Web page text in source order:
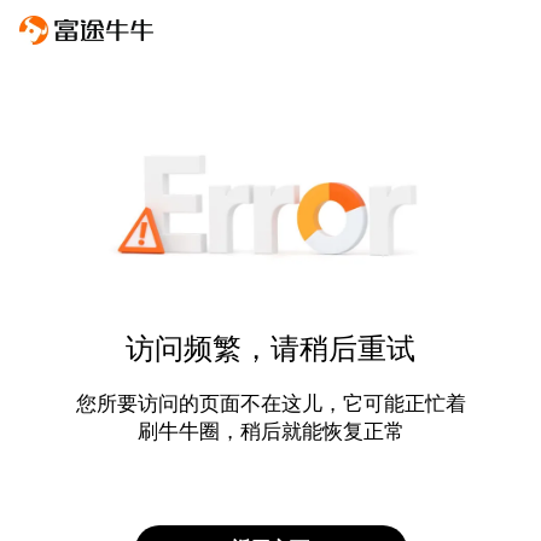
访问频繁，请稍后重试
您所要访问的页面不在这儿，它可能正忙着
刷牛牛圈，稍后就能恢复正常